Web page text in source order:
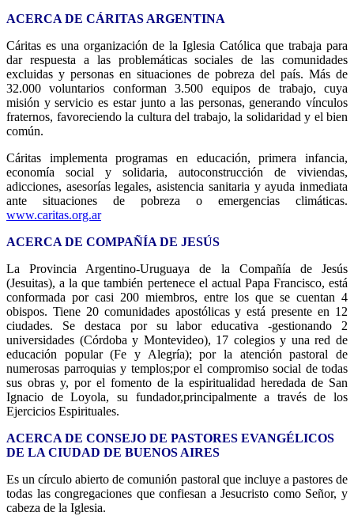
ACERCA DE CÁRITAS ARGENTINA
Cáritas es una organización de la Iglesia Católica que trabaja para
dar respuesta a las problemáticas sociales de las comunidades
excluidas y personas en situaciones de pobreza del país. Más de
32.000 voluntarios conforman 3.500 equipos de trabajo, cuya
misión y servicio es estar junto a las personas, generando vínculos
fraternos, favoreciendo la cultura del trabajo, la solidaridad y el bien
común.
Cáritas implementa programas en educación, primera infancia,
economía social y solidaria, autoconstrucción de viviendas,
adicciones, asesorías legales, asistencia sanitaria y ayuda inmediata
ante situaciones de pobreza o emergencias climáticas.
www.caritas.org.ar
ACERCA DE COMPAÑÍA DE JESÚS
La Provincia Argentino-Uruguaya de la Compañía de Jesús
(Jesuitas), a la que también pertenece el actual Papa Francisco, está
conformada por casi 200 miembros, entre los que se cuentan 4
obispos. Tiene 20 comunidades apostólicas y está presente en 12
ciudades. Se destaca por su labor educativa -gestionando 2
universidades (Córdoba y Montevideo), 17 colegios y una red de
educación popular (Fe y Alegría); por la atención pastoral de
numerosas parroquias y templos;por el compromiso social de todas
sus obras y, por el fomento de la espiritualidad heredada de San
Ignacio de Loyola, su fundador,principalmente a través de los
Ejercicios Espirituales.
ACERCA DE CONSEJO DE PASTORES EVANGÉLICOS
DE LA CIUDAD DE BUENOS AIRES
Es un círculo abierto de comunión pastoral que incluye a pastores de
todas las congregaciones que confiesan a Jesucristo como Señor, y
cabeza de la Iglesia.